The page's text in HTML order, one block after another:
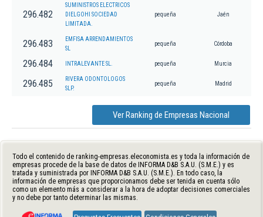
296.482
SUMINISTROS ELECTRICOS
DIELGOHI SOCIEDAD
LIMITADA.
pequeña Jaén
296.483
EMFISA ARRENDAMIENTOS
SL
pequeña Córdoba
296.484 INTRALEVANTE SL. pequeña Murcia
296.485
RIVERA ODONTOLOGOS
SLP.
pequeña Madrid
Ver Ranking de Empresas Nacional
Todo el contenido de ranking-empresas.eleconomista.es y toda la información de
empresas procede de la base de datos de INFORMA D&B S.A.U. (S.M.E.) y es
tratada y suministrada por INFORMA D&B S.A.U. (S.M.E.). En todo caso, la
información de empresas que proporcionamos debe ser tenida en cuenta sólo
como un elemento más a considerar a la hora de adoptar decisiones comerciales
y no debe por tanto determinar las mismas.